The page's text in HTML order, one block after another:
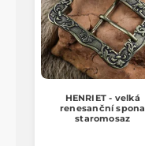
HENRIET - velká
renesanční spona
staromosaz